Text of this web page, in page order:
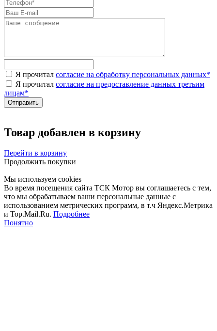
Я прочитал согласие на обработку персональных данных*
Я прочитал согласие на предоставление данных третьим
лицам*
Товар добавлен в корзину
Перейти в корзину
Продолжить покупки
Мы используем cookies
Во время посещения сайта ТСК Мотор вы соглашаетесь с тем,
что мы обрабатываем ваши персональные данные с
использованием метрических программ, в т.ч Яндекс.Метрика
и Top.Mail.Ru. Подробнее
Понятно